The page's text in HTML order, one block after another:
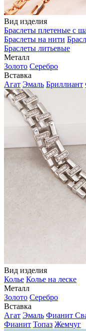
Вид изделия
Браслеты плетеные с
Браслеты на нити
Браслеты литьевые
Металл
Золото Серебро
Вставка
Агат Эмаль Бриллиант
Вид изделия
Колье Колье на леске
Металл
Золото Серебро
Вставка
Агат Эмаль Фианит
Фианит Топаз Жемчуг